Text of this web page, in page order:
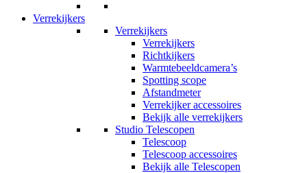
Verrekijkers
Verrekijkers
Verrekijkers
Richtkijkers
Warmtebeeldcamera’s
Spotting scope
Afstandmeter
Verrekijker accessoires
Bekijk alle verrekijkers
Studio Telescopen
Telescoop
Telescoop accessoires
Bekijk alle Telescopen